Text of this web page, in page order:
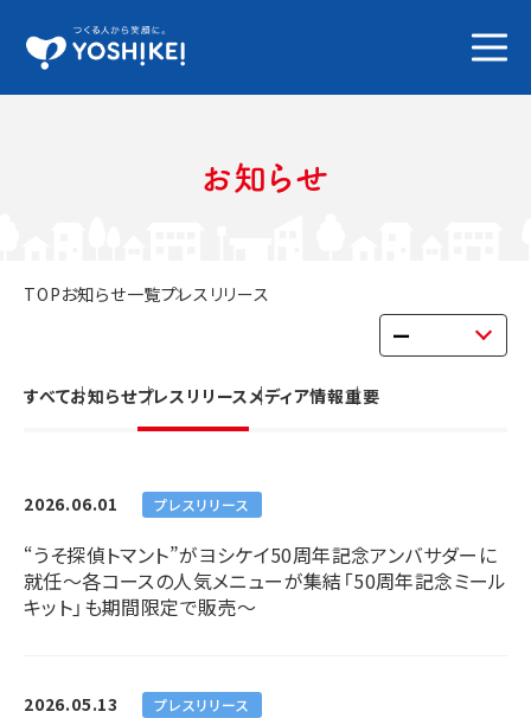
お知らせ
TOPお知らせ一覧プレスリリース
すべてお知らせプレスリリースメディア情報重要
2026.06.01 プレスリリース
“うそ探偵トマント”がヨシケイ50周年記念アンバサダーに
就任～各コースの人気メニューが集結「50周年記念ミール
キット」も期間限定で販売～
2026.05.13 プレスリリース